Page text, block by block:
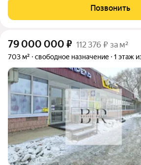
этаже двух-этажного торгового центра.
помещения 558.6 м2 ,
Позвонить
79 000 000 ₽ 112 376 ₽ за м²
703 м² свободное назначение 1 этаж